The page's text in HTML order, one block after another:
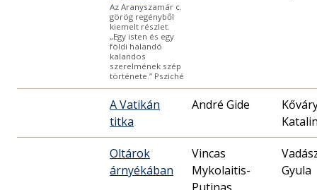
Az Aranyszamár c.
görög regényből
kiemelt részlet.
„Egy isten és egy
földi halandó
kalandos
szerelmének szép
története.” Psziché
A Vatikán
titka
André Gide
Oltárok
árnyékában
Vincas
Mykolaitis-
Gyula